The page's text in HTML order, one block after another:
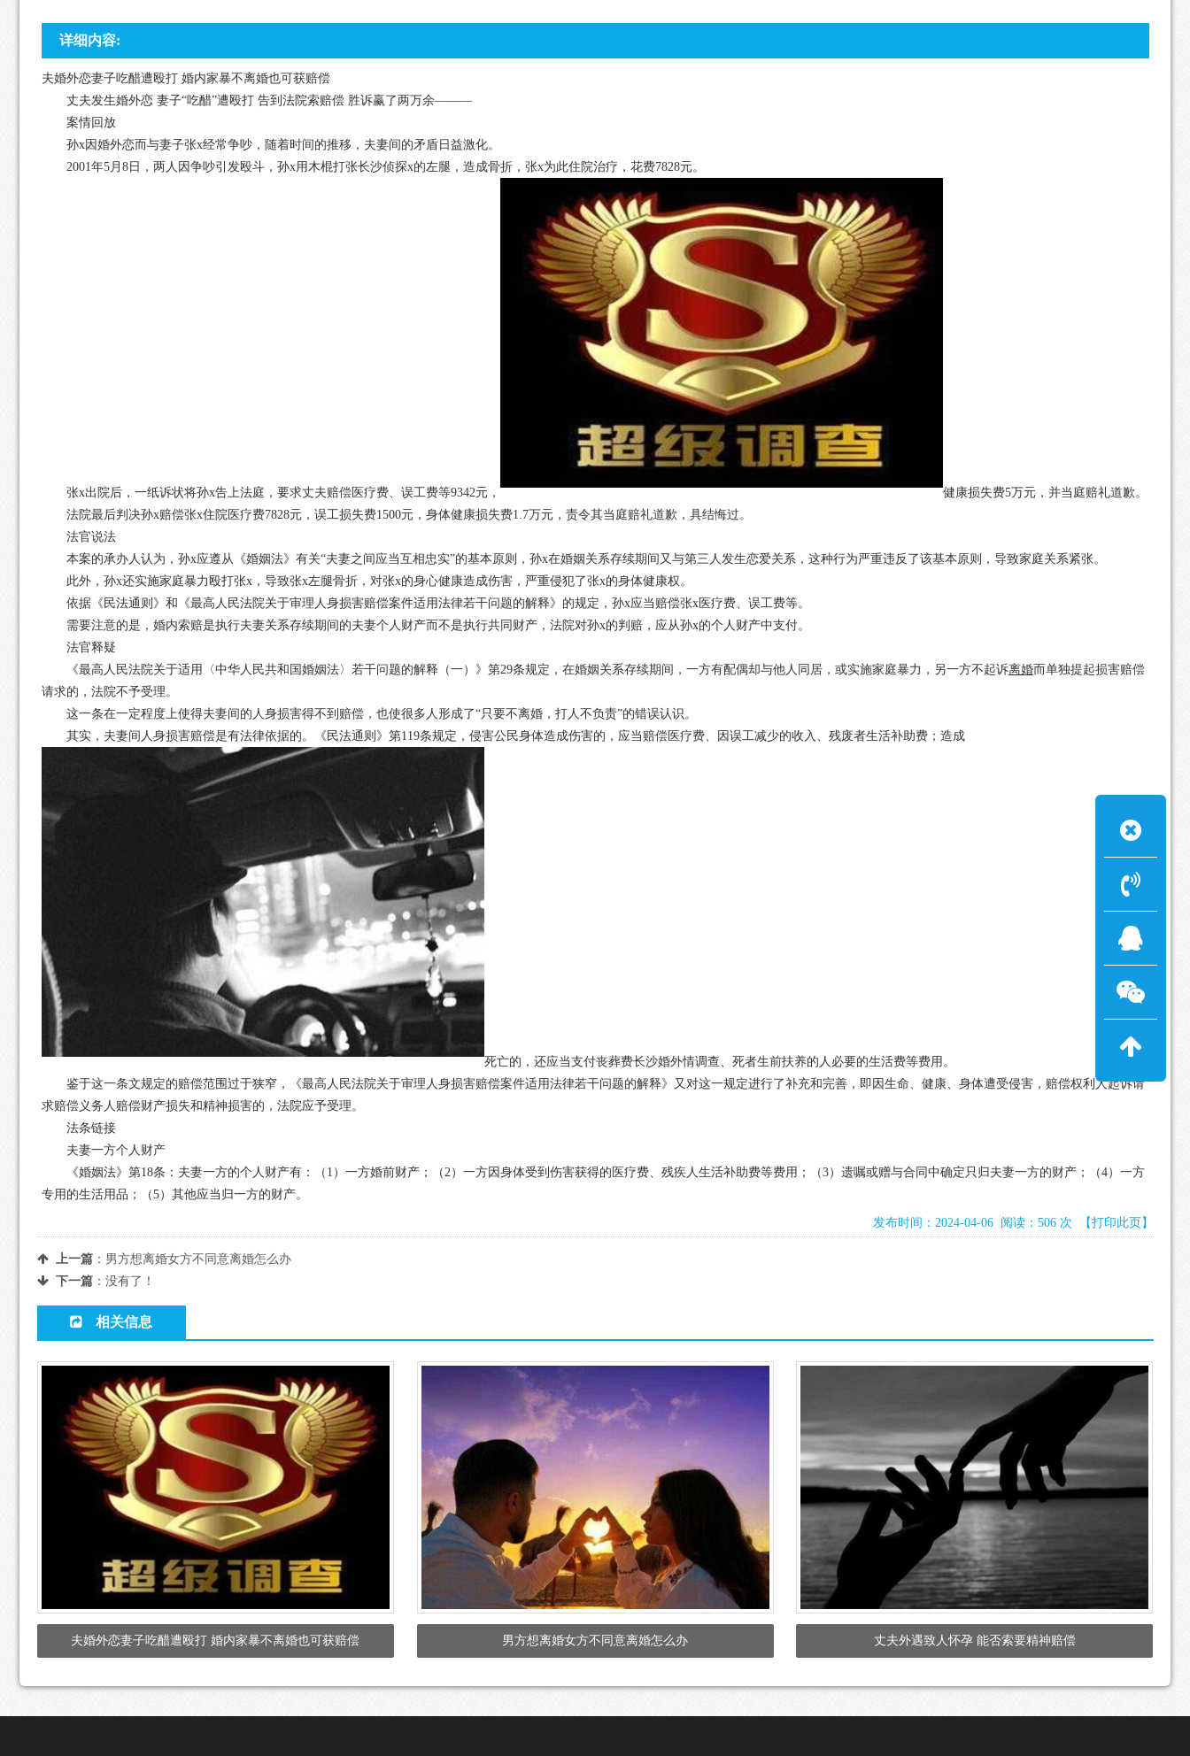
详细内容:
夫婚外恋妻子吃醋遭殴打 婚内家暴不离婚也可获赔偿
丈夫发生婚外恋 妻子“吃醋”遭殴打 告到法院索赔偿 胜诉赢了两万余———
案情回放
孙x因婚外恋而与妻子张x经常争吵，随着时间的推移，夫妻间的矛盾日益激化。
2001年5月8日，两人因争吵引发殴斗，孙x用木棍打张长沙侦探x的左腿，造成骨折，张x为此住院治疗，花费7828元。
张x出院后，一纸诉状将孙x告上法庭，要求丈夫赔偿医疗费、误工费等9342元，
健康损失费5万元，并当庭赔礼道歉。
法院最后判决孙x赔偿张x住院医疗费7828元，误工损失费1500元，身体健康损失费1.7万元，责令其当庭赔礼道歉，具结悔过。
法官说法
本案的承办人认为，孙x应遵从《婚姻法》有关“夫妻之间应当互相忠实”的基本原则，孙x在婚姻关系存续期间又与第三人发生恋爱关系，这种行为严重违反了该基本原则，导致家庭关系紧张。
此外，孙x还实施家庭暴力殴打张x，导致张x左腿骨折，对张x的身心健康造成伤害，严重侵犯了张x的身体健康权。
依据《民法通则》和《最高人民法院关于审理人身损害赔偿案件适用法律若干问题的解释》的规定，孙x应当赔偿张x医疗费、误工费等。
需要注意的是，婚内索赔是执行夫妻关系存续期间的夫妻个人财产而不是执行共同财产，法院对孙x的判赔，应从孙x的个人财产中支付。
法官释疑
《最高人民法院关于适用〈中华人民共和国婚姻法〉若干问题的解释（一）》第29条规定，在婚姻关系存续期间，一方有配偶却与他人同居，或实施家庭暴力，另一方不起诉离婚而单独提起损害赔偿
请求的，法院不予受理。
这一条在一定程度上使得夫妻间的人身损害得不到赔偿，也使很多人形成了“只要不离婚，打人不负责”的错误认识。
其实，夫妻间人身损害赔偿是有法律依据的。《民法通则》第119条规定，侵害公民身体造成伤害的，应当赔偿医疗费、因误工减少的收入、残废者生活补助费；造成
死亡的，还应当支付丧葬费长沙婚外情调查、死者生前扶养的人必要的生活费等费用。
鉴于这一条文规定的赔偿范围过于狭窄，《最高人民法院关于审理人身损害赔偿案件适用法律若干问题的解释》又对这一规定进行了补充和完善，即因生命、健康、身体遭受侵害，赔偿权利人起诉请
求赔偿义务人赔偿财产损失和精神损害的，法院应予受理。
法条链接
夫妻一方个人财产
《婚姻法》第18条：夫妻一方的个人财产有：（1）一方婚前财产；（2）一方因身体受到伤害获得的医疗费、残疾人生活补助费等费用；（3）遗嘱或赠与合同中确定只归夫妻一方的财产；（4）一方
专用的生活用品；（5）其他应当归一方的财产。
发布时间：2024-04-06 阅读：506 次 【打印此页】
上一篇： 男方想离婚女方不同意离婚怎么办
下一篇：没有了！
相关信息
夫婚外恋妻子吃醋遭殴打 婚内家暴不离婚也可获赔偿 男方想离婚女方不同意离婚怎么办 丈夫外遇致人怀孕 能否索要精神赔偿